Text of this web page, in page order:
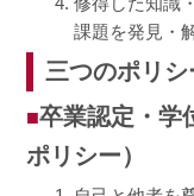
課題を発見・
三つのポリシ
卒業認定・学
ポリシー）